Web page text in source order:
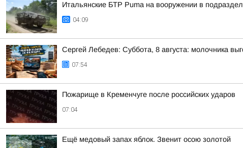
Итальянские БТР Puma на вооружении в
04:09
Сергей Лебедев: Суббота, 8 августа: молочника
07:54
Пожарище в Кременчуге после российских ударов
07:04
Ещё медовый запах яблок. Звенит осою золотой